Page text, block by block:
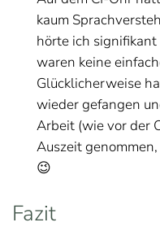
kaum
hörte ich
waren keine
Glücklicherweise
wieder gefangen
Arbeit (wie vor der
Auszeit
😉
Fazit